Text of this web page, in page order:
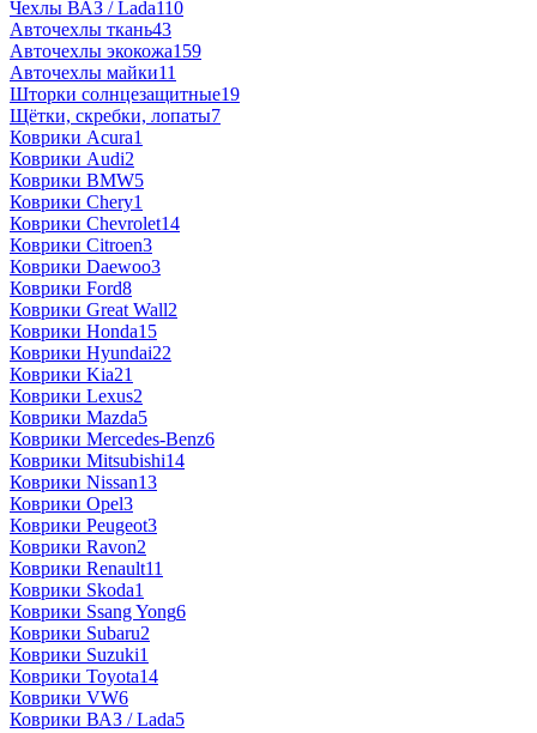
Чехлы ВАЗ / Lada110
Авточехлы ткань43
Авточехлы экокожа159
Авточехлы майки11
Шторки солнцезащитные19
Щётки, скребки, лопаты7
Коврики Acura1
Коврики Audi2
Коврики BMW5
Коврики Chery1
Коврики Chevrolet14
Коврики Citroen3
Коврики Daewoo3
Коврики Ford8
Коврики Great Wall2
Коврики Honda15
Коврики Hyundai22
Коврики Kia21
Коврики Lexus2
Коврики Mazda5
Коврики Mercedes-Benz6
Коврики Mitsubishi14
Коврики Nissan13
Коврики Opel3
Коврики Peugeot3
Коврики Ravon2
Коврики Renault11
Коврики Skoda1
Коврики Ssang Yong6
Коврики Subaru2
Коврики Suzuki1
Коврики Toyota14
Коврики VW6
Коврики ВАЗ / Lada5